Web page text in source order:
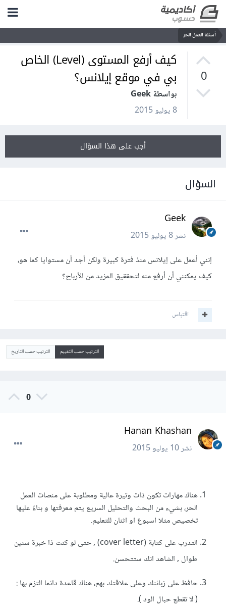
أسئلة العمل الحر
0
كيف أرفع المستوى (Level) الخاص
بي في موقع إيلانس؟
بواسطة Geek
8 يوليو 2015
أجب على هذا السؤال
السؤال
Geek
نشر8 يوليو 2015
إنني أعمل على إيلانس منذ فترة كبيرة ولكن أجد أن مستوايا كما هو،
كيف يمكنني أن أرفع منه لتحققيق المزيد من الأرباح؟
اقتباس
الترتيب حسب التقييم الترتيب حسب التاريخ
0
Hanan Khashan
نشر10 يوليو 2015
هناك مهارات تكون ذات وتيرة عالية ومطلوبة على منصات العمل
الحر، بشيء من البحث والتحليل السريع يتم معرفتها و بناءً عليها
تخصيص مثلا اسبوع او اثنان للتعليم.
التدرب على كتابة (cover letter) , حتى لو كنت ذا خبرة سنين
طوال , الشاهد انك ستتحسن.
حافظ على زبائنك وعلى علاقتك بهم، هناك قاعدة دائما التزم بها :
( لا تقطع حبال الود ).